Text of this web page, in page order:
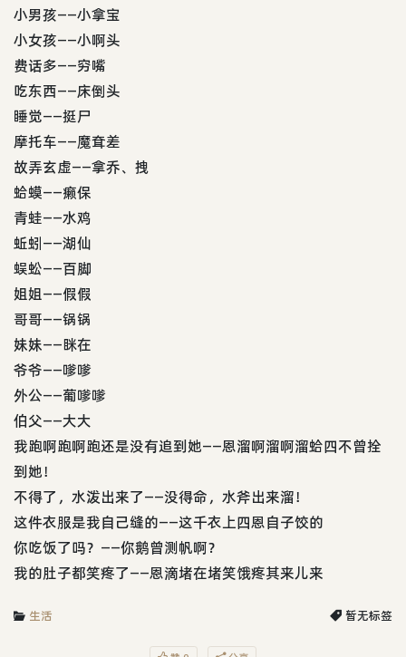
小男孩——小拿宝
小女孩——小啊头
费话多——穷嘴
吃东西——床倒头
睡觉——挺尸
摩托车——魔耷差
故弄玄虚——拿乔、拽
蛤蟆——癞保
青蛙——水鸡
蚯蚓——湖仙
蜈蚣——百脚
姐姐——假假
哥哥——锅锅
妹妹——眯在
爷爷——嗲嗲
外公——葡嗲嗲
伯父——大大
我跑啊跑啊跑还是没有追到她——恩溜啊溜啊溜蛤四不曾拴
到她！
不得了，水泼出来了——没得命，水斧出来溜！
这件衣服是我自己缝的——这千衣上四恩自子饺的
你吃饭了吗？——你鹅曾测帆啊？
我的肚子都笑疼了——恩滴堵在堵笑饿疼其来儿来
生活 暂无标签